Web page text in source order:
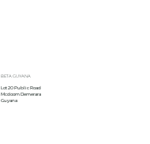
BETA GUYANA
Lot 20 Public Road
Mcdoom Demerara
Guyana